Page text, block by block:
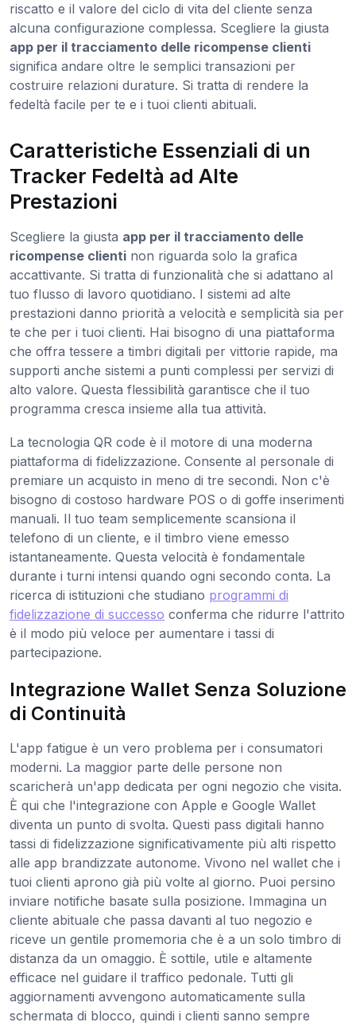
riscatto e il valore del ciclo di vita del cliente senza
alcuna configurazione complessa. Scegliere la giusta
app per il tracciamento delle ricompense clienti
significa andare oltre le semplici transazioni per
costruire relazioni durature. Si tratta di rendere la
fedeltà facile per te e i tuoi clienti abituali.
Caratteristiche Essenziali di un
Tracker Fedeltà ad Alte
Prestazioni
Scegliere la giusta app per il tracciamento delle
ricompense clienti non riguarda solo la grafica
accattivante. Si tratta di funzionalità che si adattano al
tuo flusso di lavoro quotidiano. I sistemi ad alte
prestazioni danno priorità a velocità e semplicità sia per
te che per i tuoi clienti. Hai bisogno di una piattaforma
che offra tessere a timbri digitali per vittorie rapide, ma
supporti anche sistemi a punti complessi per servizi di
alto valore. Questa flessibilità garantisce che il tuo
programma cresca insieme alla tua attività.
La tecnologia QR code è il motore di una moderna
piattaforma di fidelizzazione. Consente al personale di
premiare un acquisto in meno di tre secondi. Non c'è
bisogno di costoso hardware POS o di goffe inserimenti
manuali. Il tuo team semplicemente scansiona il
telefono di un cliente, e il timbro viene emesso
istantaneamente. Questa velocità è fondamentale
durante i turni intensi quando ogni secondo conta. La
ricerca di istituzioni che studiano programmi di
fidelizzazione di successo conferma che ridurre l'attrito
è il modo più veloce per aumentare i tassi di
partecipazione.
Integrazione Wallet Senza Soluzione
di Continuità
L'app fatigue è un vero problema per i consumatori
moderni. La maggior parte delle persone non
scaricherà un'app dedicata per ogni negozio che visita.
È qui che l'integrazione con Apple e Google Wallet
diventa un punto di svolta. Questi pass digitali hanno
tassi di fidelizzazione significativamente più alti rispetto
alle app brandizzate autonome. Vivono nel wallet che i
tuoi clienti aprono già più volte al giorno. Puoi persino
inviare notifiche basate sulla posizione. Immagina un
cliente abituale che passa davanti al tuo negozio e
riceve un gentile promemoria che è a un solo timbro di
distanza da un omaggio. È sottile, utile e altamente
efficace nel guidare il traffico pedonale. Tutti gli
aggiornamenti avvengono automaticamente sulla
schermata di blocco, quindi i clienti sanno sempre